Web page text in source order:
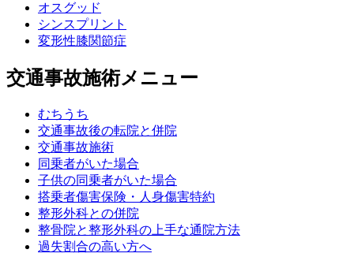
オスグッド
シンスプリント
変形性膝関節症
交通事故施術メニュー
むちうち
交通事故後の転院と併院
交通事故施術
同乗者がいた場合
子供の同乗者がいた場合
搭乗者傷害保険・人身傷害特約
整形外科との併院
整骨院と整形外科の上手な通院方法
過失割合の高い方へ